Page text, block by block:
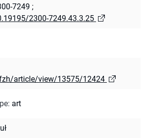
7249 ;
2300-7249.43.3.25
article/view/13575/12424
: art